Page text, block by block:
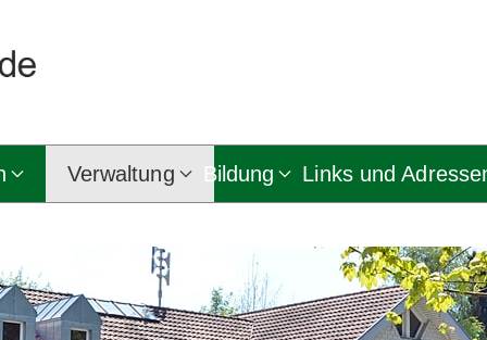
Verwaltung Bildung Links und